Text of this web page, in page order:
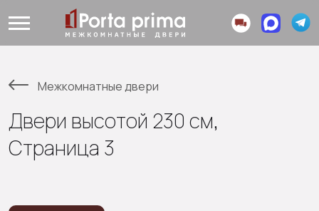
Межкомнатные двери
Двери высотой 230 см,
Страница 3